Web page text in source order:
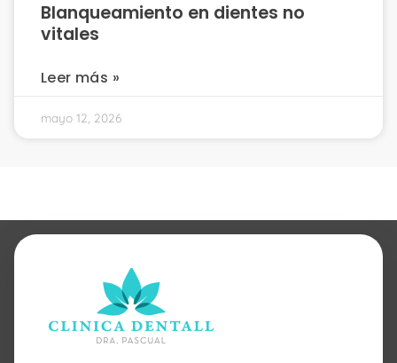
Blanqueamiento en dientes no
vitales
Leer más »
mayo 12, 2026